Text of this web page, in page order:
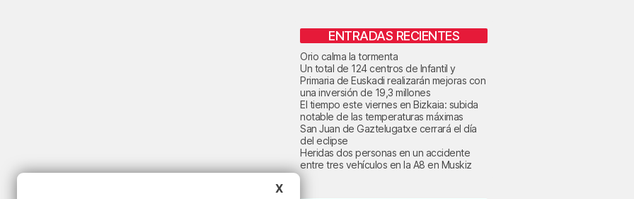
ENTRADAS RECIENTES
Orio calma la tormenta
Un total de 124 centros de Infantil y
Primaria de Euskadi realizarán mejoras con
una inversión de 19,3 millones
El tiempo este viernes en Bizkaia: subida
notable de las temperaturas máximas
San Juan de Gaztelugatxe cerrará el día
del eclipse
Heridas dos personas en un accidente
entre tres vehículos en la A8 en Muskiz
X